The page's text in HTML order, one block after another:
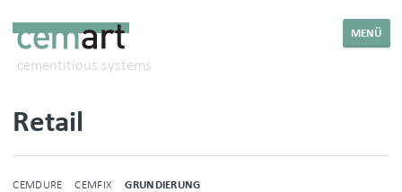
cementitious systems
MENÜ
Retail
CEMDURE CEMFIX GRUNDIERUNG